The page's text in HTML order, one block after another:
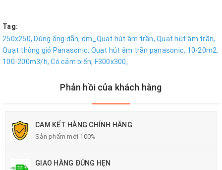
Tag:
250x250, Dùng ống dẫn, dm_Quạt hút âm trần, Quạt hút âm trần,
Quạt thông gió Panasonic, Quạt hút âm trần panasonic, 10-20m2,
100-200m3/h, Có cảm biến, F300x300,
Phản hồi của khách hàng
CAM KẾT HÀNG CHÍNH HÃNG
Sản phẩm mới 100%
GIAO HÀNG ĐÚNG HẸN